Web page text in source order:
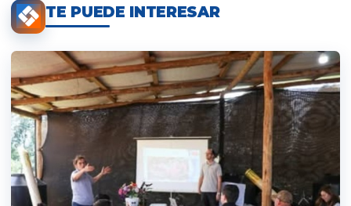
TE PUEDE INTERESAR